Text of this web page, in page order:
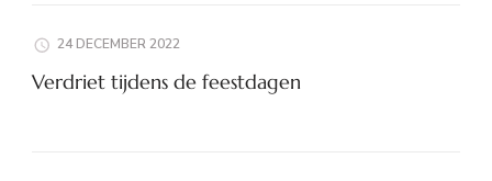
24 DECEMBER 2022
Verdriet tijdens de feestdagen